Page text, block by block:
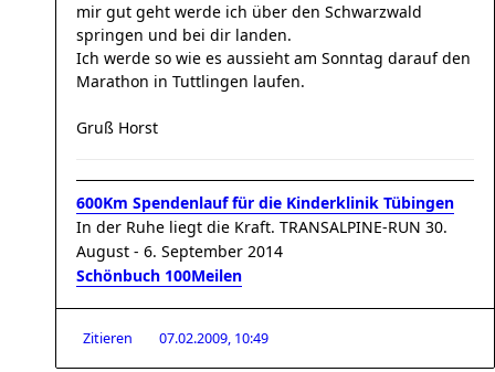
mir gut geht werde ich über den Schwarzwald
springen und bei dir landen.
Ich werde so wie es aussieht am Sonntag darauf den
Marathon in Tuttlingen laufen.
Gruß Horst
600Km Spendenlauf für die Kinderklinik Tübingen
In der Ruhe liegt die Kraft. TRANSALPINE-RUN 30.
August - 6. September 2014
Schönbuch 100Meilen
Zitieren 07.02.2009, 10:49